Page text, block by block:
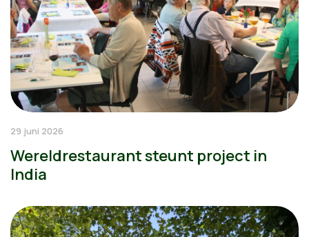
29 juni 2026
Wereldrestaurant steunt project in
India